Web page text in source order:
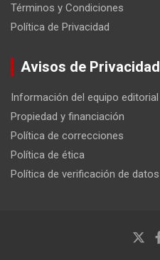
Términos y Condiciones
Política de Privacidad
Avisos de Privacidad
Información del equipo editorial
Propiedad y financiación
Política de correcciones
Política de ética
Política de verificación de datos